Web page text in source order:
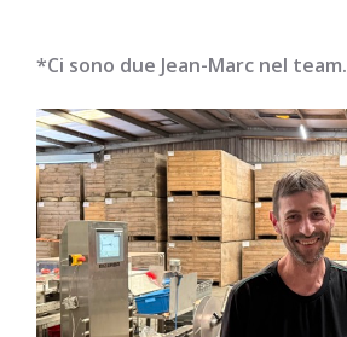
*Ci sono due Jean-Marc nel team.